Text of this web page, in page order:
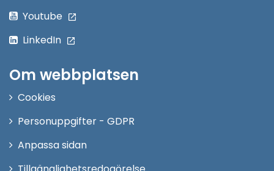
Youtube
LinkedIn
Om webbplatsen
Cookies
Personuppgifter - GDPR
Anpassa sidan